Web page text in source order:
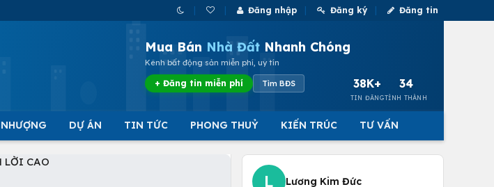
Đăng nhập Đăng ký Đăng tin
Mua Bán Nhà Đất Nhanh Chóng
Kênh bất động sản miễn phí, uy tín
+ Đăng tin miễn phí Tìm BĐS 38K+
TIN ĐĂNG
34
TỈNH THÀNH
DỰ ÁN TIN TỨC PHONG THUỶ KIẾN TRÚC TƯ VẤN
L Lương Kim Đức